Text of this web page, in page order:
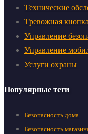
Технические
Тревожная кнопка
Управление
Управление
Услуги охраны
Популярные теги
Безопасность дома
Безопасность